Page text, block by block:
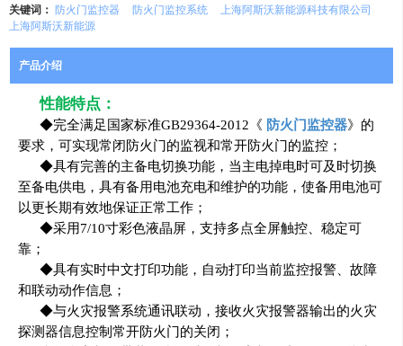
关键词： 防火门监控器 防火门监控系统
上海阿斯沃新能源科技有限公司
上海阿斯沃新能源
产品介绍
性能特点：
◆完全满足国家标准GB29364-2012《 防火门监控器》的
要求，可实现常闭防火门的监视和常开防火门的监控；
◆具有完善的主备电切换功能，当主电掉电时可及时切换
至备电供电，具有备用电池充电和维护的功能，使备用电池可
以更长期有效地保证正常工作；
◆采用7/10寸彩色液晶屏，支持多点全屏触控、稳定可
靠；
◆具有实时中文打印功能，自动打印当前监控报警、故障
和联动动作信息；
◆与火灾报警系统通讯联动，接收火灾报警器输出的火灾
探测器信息控制常开防火门的关闭；